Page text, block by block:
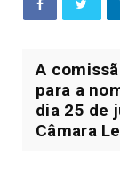
A
para a
dia 25 de
Câmara